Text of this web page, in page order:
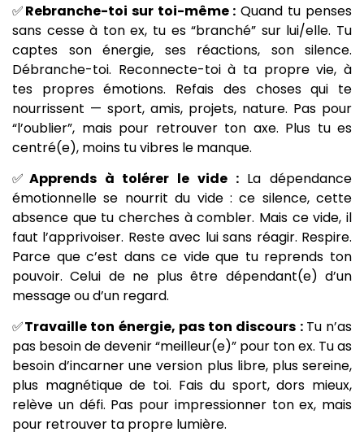
✅Rebranche-toi sur toi-même : Quand tu penses
sans cesse à ton ex, tu es “branché” sur lui/elle. Tu
captes son énergie, ses réactions, son silence.
Débranche-toi. Reconnecte-toi à ta propre vie, à
tes propres émotions. Refais des choses qui te
nourrissent — sport, amis, projets, nature. Pas pour
“l’oublier”, mais pour retrouver ton axe. Plus tu es
centré(e), moins tu vibres le manque.
✅ Apprends à tolérer le vide :La dépendance
émotionnelle se nourrit du vide : ce silence, cette
absence que tu cherches à combler. Mais ce vide, il
faut l’apprivoiser. Reste avec lui sans réagir. Respire.
Parce que c’est dans ce vide que tu reprends ton
pouvoir. Celui de ne plus être dépendant(e) d’un
message ou d’un regard.
✅Travaille ton énergie, pas ton discours : Tu n’as
pas besoin de devenir “meilleur(e)” pour ton ex. Tu as
besoin d’incarner une version plus libre, plus sereine,
plus magnétique de toi. Fais du sport, dors mieux,
relève un défi. Pas pour impressionner ton ex, mais
pour retrouver ta propre lumière.